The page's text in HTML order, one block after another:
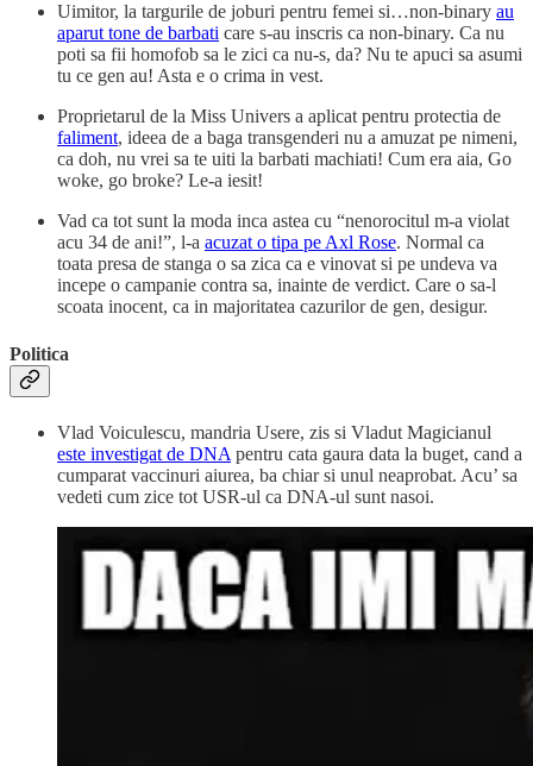
Uimitor, la targurile de joburi pentru femei si…non-binary au
aparut tone de barbati care s-au inscris ca non-binary. Ca nu
poti sa fii homofob sa le zici ca nu-s, da? Nu te apuci sa asumi
tu ce gen au! Asta e o crima in vest.
Proprietarul de la Miss Univers a aplicat pentru protectia de
faliment, ideea de a baga transgenderi nu a amuzat pe nimeni,
ca doh, nu vrei sa te uiti la barbati machiati! Cum era aia, Go
woke, go broke? Le-a iesit!
Vad ca tot sunt la moda inca astea cu “nenorocitul m-a violat
acu 34 de ani!”, l-a acuzat o tipa pe Axl Rose. Normal ca
toata presa de stanga o sa zica ca e vinovat si pe undeva va
incepe o campanie contra sa, inainte de verdict. Care o sa-l
scoata inocent, ca in majoritatea cazurilor de gen, desigur.
Politica
Vlad Voiculescu, mandria Usere, zis si Vladut Magicianul
este investigat de DNA pentru cata gaura data la buget, cand a
cumparat vaccinuri aiurea, ba chiar si unul neaprobat. Acu’ sa
vedeti cum zice tot USR-ul ca DNA-ul sunt nasoi.